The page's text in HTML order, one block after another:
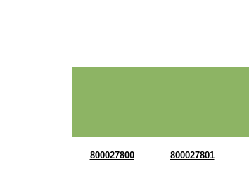
800027800 800027801